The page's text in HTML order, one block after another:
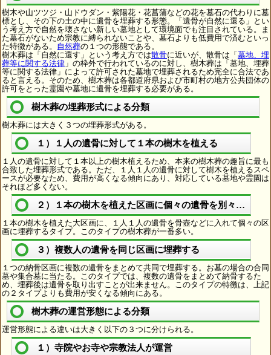
樹木や山ツツジ・山ドウダン・紫陽花・花菖蒲などの花を墓石の代わりに墓
標とし、その下の土の中に遺骨を埋葬する形態。「遺骨が自然に還る」とい
う考え方で自然を壊さない新しい墓地として環境面でも注目されている。ま
た墓石がないため宗教に縛られないことや、墓石よりも低費用で済むといっ
た特徴がある。 自然葬の１つの形態である。
樹木葬は「自然に還す」という考え方では散骨に近いが、散骨は「墓地、埋
葬等に関する法律 」の枠外で行われているのに対し、樹木葬は「墓地、埋葬
等に関する法律」によって許可された墓地で埋葬されるため完全に合法であ
ると言える。そのため、樹木葬は各都道府県および市町村の地方公共団体の
許可をとった霊園や墓地に遺骨を埋葬する必要がある。
樹木葬の埋葬形式による分類
樹木葬には大きく３つの埋葬形式がある。
１）１人の遺骨に対して１本の樹木を植える
１人の遺骨に対して１本以上の樹木植えるため、本来の樹木葬の趣旨に最も
合致した埋葬形式である。ただ、１人１人の遺骨に対して樹木を植えるスペ
ースが必要なため、費用が高くなる傾向にあり、対応している墓地や霊園は
それほど多くない。
２）１本の樹木を植えた区画に個々の遺骨を別々に埋葬
１本の樹木を植えた大区画に、１人１人の遺骨を骨壺などに入れて個々の区
画に埋葬するタイプ。このタイプの樹木葬が一番多い。
３）複数人の遺骨を同じ区画に埋葬する
１つの納骨区画に複数の遺骨をまとめて共同で埋葬する。お墓の場合の合同
墓や集合墓に当たる。このタイプでは、複数の遺骨をまとめて納骨するた
め、埋葬後は遺骨を取り出すことが出来ません。このタイプの特徴は、上記
の２タイプよりも費用が安くなる傾向にある。
樹木葬の運営形態による分類
運営形態による違いは大きく以下の３つに分けられる。
１）寺院やお寺や宗教法人が運営